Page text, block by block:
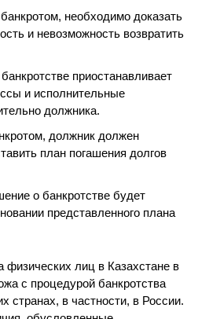
необходимо доказать
и невозможность возвратить
приостанавливает
и исполнительные
должника.
должник должен
план погашения долгов
о банкротстве будет
представленного плана
физических лиц в Казахстане в
с процедурой банкротства
странах, в частности, в России.